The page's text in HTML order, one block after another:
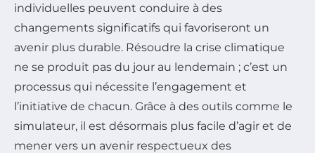
individuelles peuvent conduire à des
changements significatifs qui favoriseront un
avenir plus durable. Résoudre la crise climatique
ne se produit pas du jour au lendemain ; c’est un
processus qui nécessite l’engagement et
l’initiative de chacun. Grâce à des outils comme le
simulateur, il est désormais plus facile d’agir et de
mener vers un avenir respectueux des